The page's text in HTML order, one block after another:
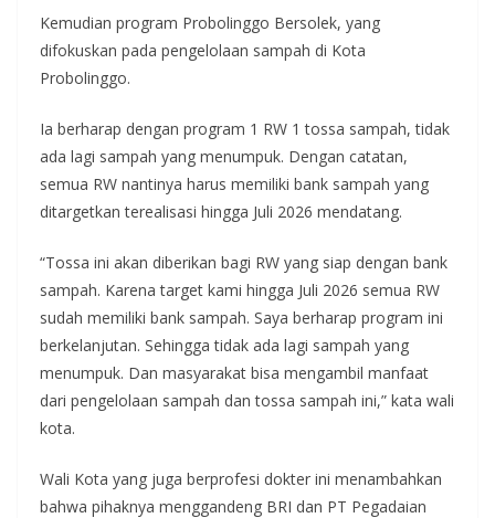
Kemudian program Probolinggo Bersolek, yang
difokuskan pada pengelolaan sampah di Kota
Probolinggo.
Ia berharap dengan program 1 RW 1 tossa sampah, tidak
ada lagi sampah yang menumpuk. Dengan catatan,
semua RW nantinya harus memiliki bank sampah yang
ditargetkan terealisasi hingga Juli 2026 mendatang.
“Tossa ini akan diberikan bagi RW yang siap dengan bank
sampah. Karena target kami hingga Juli 2026 semua RW
sudah memiliki bank sampah. Saya berharap program ini
berkelanjutan. Sehingga tidak ada lagi sampah yang
menumpuk. Dan masyarakat bisa mengambil manfaat
dari pengelolaan sampah dan tossa sampah ini,” kata wali
kota.
Wali Kota yang juga berprofesi dokter ini menambahkan
bahwa pihaknya menggandeng BRI dan PT Pegadaian